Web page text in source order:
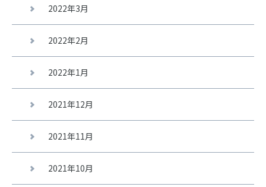
2022年3月
2022年2月
2022年1月
2021年12月
2021年11月
2021年10月